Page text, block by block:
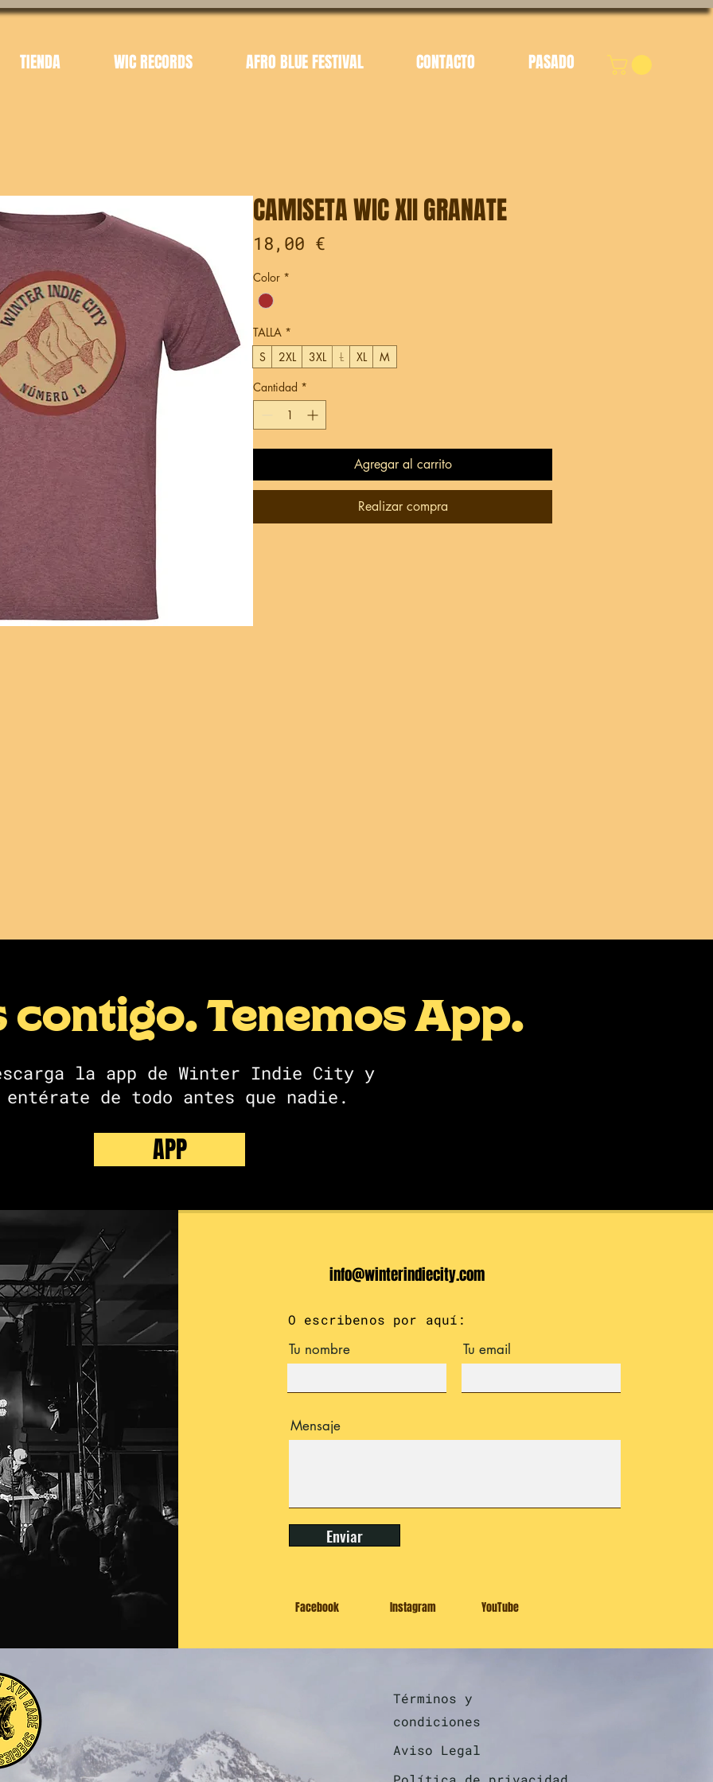
TIENDA WIC RECORDS AFRO BLUE FESTIVAL CONTACTO PASADO
CAMISETA WIC XII GRANATE
18,00 €
Color *
TALLA *
S
2XL 3XL L XL
M
Cantidad *
Agregar al carrito
Realizar compra
contigo. Tenemos App.
la app de Winter Indie City y
entérate de todo antes que nadie.
APP
info@winterindiecity.com
O escribenos por aquí:
Tu nombre Tu email
Mensaje
Enviar
Facebook Instagram YouTube
Términos y
condiciones
Aviso Legal